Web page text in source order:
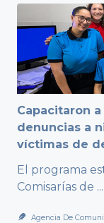
Capacitaron
denuncias a
víctimas de
El programa
Comisarías de ...
Agencia De